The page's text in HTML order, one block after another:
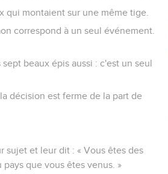
qui montaient sur une même tige.
correspond à un seul événement.
beaux épis aussi : c'est un seul
décision est ferme de la part de
sujet et leur dit : « Vous êtes des
que vous êtes venus. »